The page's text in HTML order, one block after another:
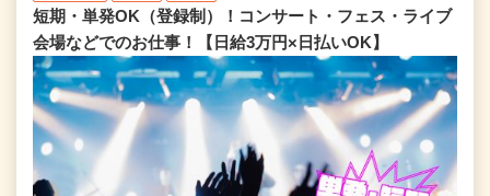
短期・単発OK（登録制）！コンサート・フェス・ライブ
会場などでのお仕事！【日給3万円×日払いOK】